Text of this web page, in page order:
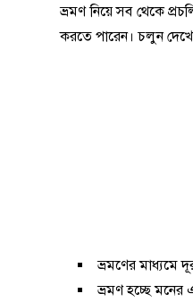
ভ্রমণ নিয়ে সব থেকে
করতে পারেন। চলুন দেখে
ভ্রমণের মাধ্যমে
ভ্রমণ হচ্ছে মনের